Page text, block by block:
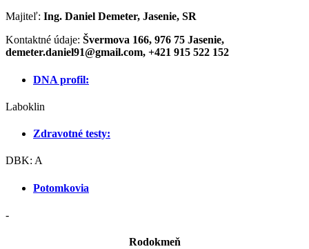
Majiteľ: Ing. Daniel Demeter, Jasenie, SR
Kontaktné údaje: Švermova 166, 976 75 Jasenie,
demeter.daniel91@gmail.com, +421 915 522 152
DNA profil:
Laboklin
Zdravotné testy:
DBK: A
Potomkovia
-
Rodokmeň